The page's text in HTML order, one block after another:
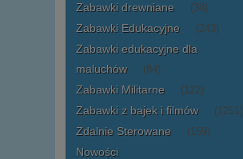
Zabawki drewniane (38)
Zabawki Edukacyjne (243)
Zabawki edukacyjne dla
maluchów
(84)
Zabawki Militarne (122)
Zabawki z bajek i filmów (1251)
Zdalnie Sterowane (159)
Nowości